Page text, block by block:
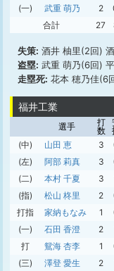
(一)
武重 萌乃 2
合計
27
失策: 酒井 柚里(2回)
盗塁: 武重 萌乃(6回)
走塁死: 花本 穂乃佳(6
福井工業
選手
打
数
(中)
山田 恵 3
(左)
阿部 莉真 3
(二)
本村 千夏 3
(指)
松山 柊里 2
打指
家納もなみ 1
(一)
石田 香澄 2
打
鴛海 杏李 1
(三)
澤登 愛生 2